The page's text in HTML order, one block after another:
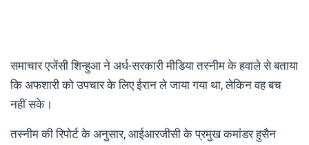
समाचार एजेंसी श‍िन्हुआ ने अर्ध-सरकारी मीडिया तस्नीम के हवाले से बताया
कि अफशारी को उपचार के लिए ईरान ले जाया गया था, लेकिन वह बच
नहीं सके।
तस्नीम की रिपोर्ट के अनुसार, आईआरजीसी के प्रमुख कमांडर हुसैन